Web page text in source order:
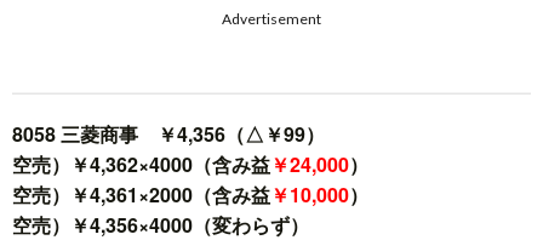
Advertisement
8058 三菱商事 ￥4,356（△￥99）
空売）￥4,362×4000（含み益￥24,000）
空売）￥4,361×2000（含み益￥10,000）
空売）￥4,356×4000（変わらず）